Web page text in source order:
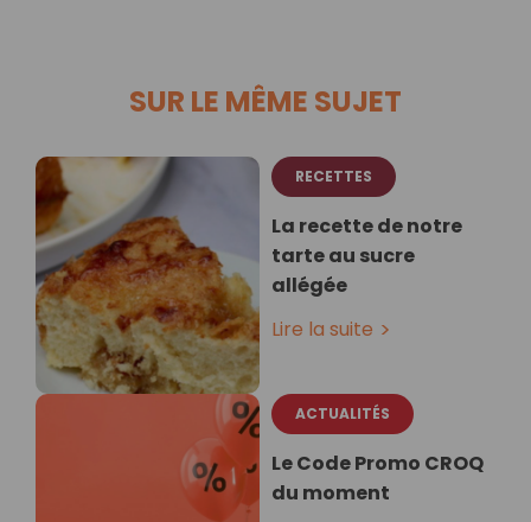
SUR LE MÊME SUJET
RECETTES
La recette de notre
tarte au sucre
allégée
Lire la suite
ACTUALITÉS
Le Code Promo CROQ
du moment